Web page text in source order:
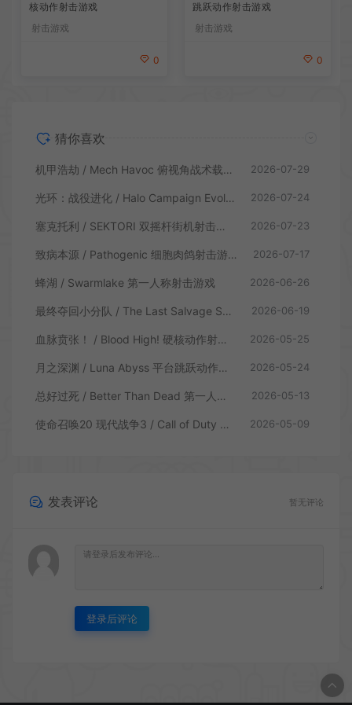
核动作射击游戏
射击游戏
0
跳跃动作射击游戏
射击游戏
0
猜你喜欢
机甲浩劫 / Mech Havoc 俯视角战术载具射击游戏 2026-07-29
光环：战役进化 / Halo Campaign Evolved 科幻射击游戏 2026-07-24
塞克托利 / SEKTORI 双摇杆街机射击游戏 2026-07-23
致病本源 / Pathogenic 细胞肉鸽射击游戏 2026-07-17
蜂湖 / Swarmlake 第一人称射击游戏 2026-06-26
最终夺回小分队 / The Last Salvage Squad 复古第一人称射击游戏 2026-06-19
血脉贲张！ / Blood High! 硬核动作射击游戏 2026-05-25
月之深渊 / Luna Abyss 平台跳跃动作射击游戏 2026-05-24
总好过死 / Better Than Dead 第一人称射击游戏 2026-05-13
使命召唤20 现代战争3 / Call of Duty Modern Warfare 3 第一人称射击游戏 2026-05-09
发表评论 暂无评论
登录后评论